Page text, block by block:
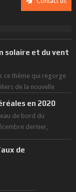
solaire et du vent
ce thème qui regorge
de la nouvelle
en 2020
de bord du
dernier,
man...
de